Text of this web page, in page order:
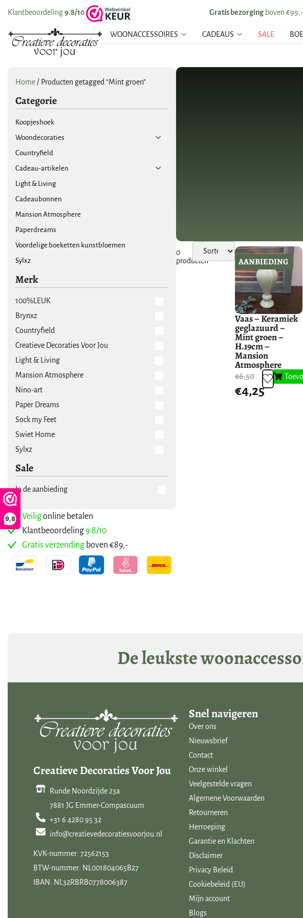
9,8
Klantbeoordeling9.8/10 Gratis bezorging boven
WOONACCESSOIRES CADEAUS SALE
Home / Producten getagged “Mint groen”
Categorie
Koopjeshoek
Woondecoraties
Countryfield
Cadeau-artikelen
Light & Living
Cadeaubonnen
Mansion Atmosphere
Paperdreams
Voordelige boeketten kunstbloemen
Sylxz
Merk
100%LEUK
Brynxz
Countryfield
Creatieve Decoraties Voor Jou
Light & Living
Mansion Atmosphere
Nino-art
Paper Dreams
Sock my Feet
Swiet Home
Sylxz
Sale
In de aanbieding
Veiligonline betalen
Klantbeoordeling9.8/10
Gratis verzendingboven €89,-
0
producten
AANBIEDING
Vaas – Keramiek
geglazuurd –
Mint groen –
H.19cm –
Mansion
Atmosphere
€6,50
€4,25
De leukste
Creatieve Decoraties Voor Jou
Runde Noordzijde 23a
7881 JG Emmer-Compascuum
+31 6 4280 95 32
info@creatievedecoratiesvoorjou.nl
KVK-nummer: 72562153
BTW-nummer: NL001804065B27
IBAN: NL32RBRB0778006387
Snel navigeren
Over ons
Nieuwsbrief
Contact
Onze winkel
Veelgestelde vragen
Algemene Voorwaarden
Retourneren
Herroeping
Garantie en Klachten
Disclaimer
Privacy Beleid
Cookiebeleid (EU)
Mijn account
Blogs